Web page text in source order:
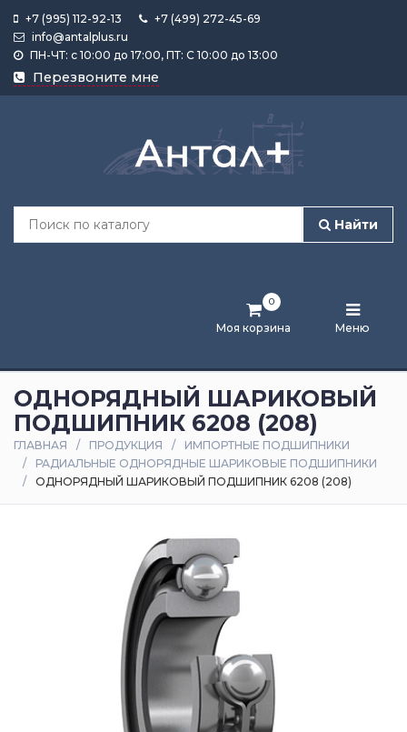
+7 (995) 112-92-13
+7 (499) 272-45-69
info@antalplus.ru
ПН-ЧТ: с 10:00 до 17:00, ПТ: С 10:00 до 13:00
Перезвоните мне
Найти
Моя корзина
0
Меню
Каталог
продукции
Лента
и
статьи
Оплата
доставка
ОДНОРЯДНЫЙ ШАРИКОВЫЙ
ПОДШИПНИК 6208 (208)
ГЛАВНАЯ ПРОДУКЦИЯ
ИМПОРТНЫЕ ПОДШИПНИКИ
РАДИАЛЬНЫЕ ОДНОРЯДНЫЕ ШАРИКОВЫЕ ПОДШИПНИКИ
ОДНОРЯДНЫЙ ШАРИКОВЫЙ ПОДШИПНИК 6208 (208)